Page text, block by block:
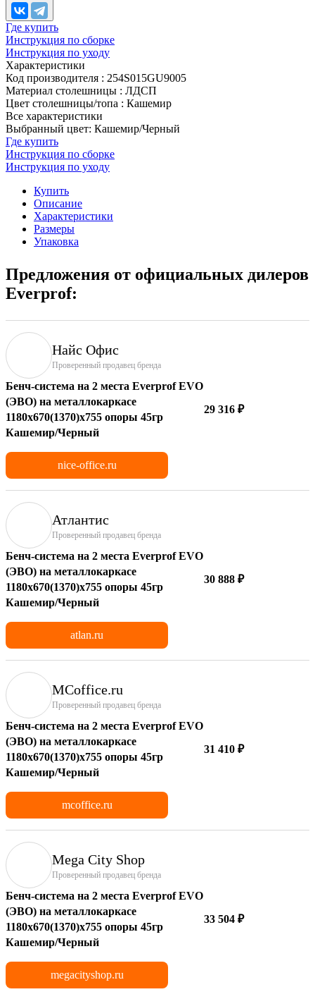
Где купить
Инструкция по сборке
Инструкция по уходу
Характеристики
Код производителя : 254S015GU9005
Материал столешницы : ЛДСП
Цвет столешницы/топа : Кашемир
Все характеристики
Выбранный цвет: Кашемир/Черный
Где купить
Инструкция по сборке
Инструкция по уходу
Купить
Описание
Характеристики
Размеры
Упаковка
Предложения от официальных дилеров
Everprof:
Найс Офис
Проверенный продавец бренда
Бенч-система на 2 места Everprof EVO
(ЭВО) на металлокаркасе
1180х670(1370)x755 опоры 45гр
Кашемир/Черный
29 316 ₽
nice-office.ru
Атлантис
Проверенный продавец бренда
Бенч-система на 2 места Everprof EVO
(ЭВО) на металлокаркасе
1180х670(1370)x755 опоры 45гр
Кашемир/Черный
30 888 ₽
atlan.ru
MCoffice.ru
Проверенный продавец бренда
Бенч-система на 2 места Everprof EVO
(ЭВО) на металлокаркасе
1180х670(1370)x755 опоры 45гр
Кашемир/Черный
31 410 ₽
mcoffice.ru
Mega City Shop
Проверенный продавец бренда
Бенч-система на 2 места Everprof EVO
(ЭВО) на металлокаркасе
1180х670(1370)x755 опоры 45гр
Кашемир/Черный
33 504 ₽
megacityshop.ru